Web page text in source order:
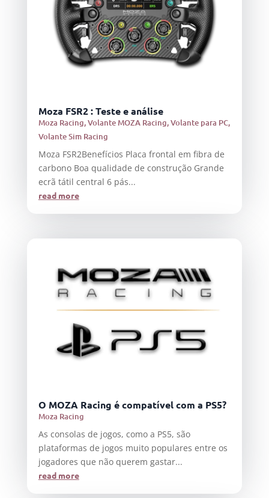
Moza FSR2 : Teste e análise
Moza Racing,Volante MOZA Racing,Volante para PC,
Volante Sim Racing
Moza FSR2Benefícios Placa frontal em fibra de
carbono Boa qualidade de construção Grande
ecrã tátil central 6 pás...
read more
O MOZA Racing é compatível com a PS5?
Moza Racing
As consolas de jogos, como a PS5, são
plataformas de jogos muito populares entre os
jogadores que não querem gastar...
read more